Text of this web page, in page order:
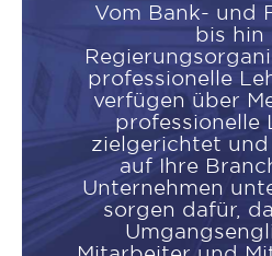
Vom Bank- und
bis hin
professionelle
verfügen über
professionelle
zielgerichtet
auf Ihre
Unternehmen
sorgen dafür,